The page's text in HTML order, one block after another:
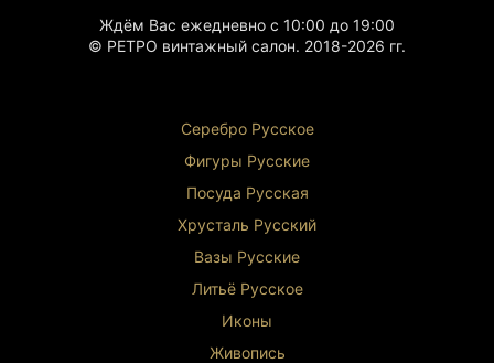
Ждём Вас ежедневно с 10:00 до 19:00
© РЕТРО винтажный салон. 2018-2026 гг.
Серебро Русское
Фигуры Русские
Посуда Русская
Хрусталь Русский
Вазы Русские
Литьё Русское
Иконы
Живопись